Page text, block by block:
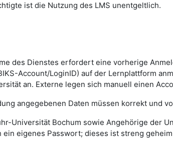
ist die Nutzung des LMS unentgeltlich.
des Dienstes erfordert eine vorherige
Account/LoginID) auf der Lernplattform
an. Externe legen sich manuell einen
angegebenen Daten müssen korrekt und
Universität Bochum sowie Angehörige der
eigenes Passwort; dieses ist streng